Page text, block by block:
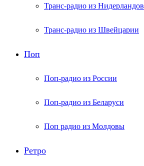
Транс-радио из Нидерландов
Транс-радио из Швейцарии
Поп
Поп-радио из России
Поп-радио из Беларуси
Поп радио из Молдовы
Ретро